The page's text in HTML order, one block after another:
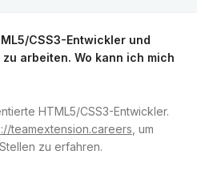
CSS3-Entwickler und
arbeiten. Wo kann ich mich
HTML5/CSS3-Entwickler.
teamextension.careers , um
zu erfahren.